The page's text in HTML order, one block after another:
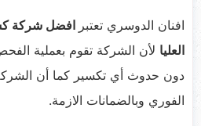
افنان الدوسري تعتبر افضل شركة
العليا لأن الشركة تقوم بعملية
دون حدوث أي تكسير كما أن
الفوري وبالضمانات الازمة.